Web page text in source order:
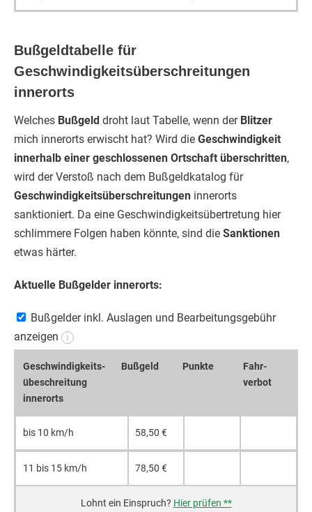
Bußgeldtabelle für
Geschwindigkeitsüberschreitungen
innerorts
Welches Bußgeld droht laut Tabelle, wenn der Blitzer
mich innerorts erwischt hat? Wird die Geschwindigkeit
innerhalb einer geschlossenen Ortschaft überschritten,
wird der Verstoß nach dem Bußgeldkatalog für
Geschwindigkeitsüberschreitungen innerorts
sanktioniert. Da eine Geschwindigkeitsübertretung hier
schlimmere Folgen haben könnte, sind die Sanktionen
etwas härter.
Aktuelle Bußgelder innerorts:
Bußgelder inkl. Auslagen und Bearbeitungsgebühr
anzeigen
i
Geschwin­digkeits­
übeschrei­tung
innerorts
Bußgeld Punkte
Fahr­
verbot
bis 10 km/h 58,50 €
11 bis 15 km/h 78,50 €
Hier prüfen **